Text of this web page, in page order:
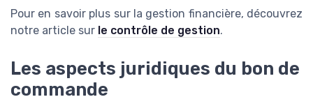
Pour en savoir plus sur la gestion financière, découvrez
notre article sur le contrôle de gestion.
Les aspects juridiques du bon de
commande